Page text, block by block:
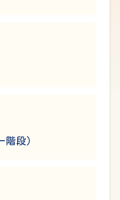
段）